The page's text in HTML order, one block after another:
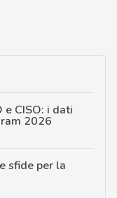
e CISO: i dati
2026
sfide per la